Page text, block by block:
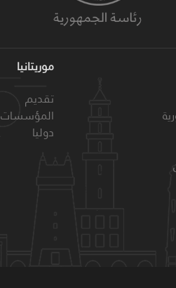
موريتانيا
تقديم
المؤسسات
دوليا